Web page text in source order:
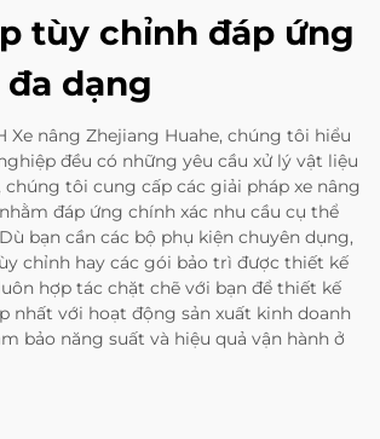
tùy chỉnh đáp ứng
dạng
Xe nâng Zhejiang Huahe, chúng tôi hiểu
đều có những yêu cầu xử lý vật liệu
chúng tôi cung cấp các giải pháp xe nâng
đáp ứng chính xác nhu cầu cụ thể
bạn cần các bộ phụ kiện chuyên dụng,
chỉnh hay các gói bảo trì được thiết kế
hợp tác chặt chẽ với bạn để thiết kế
nhất với hoạt động sản xuất kinh doanh
bảo năng suất và hiệu quả vận hành ở